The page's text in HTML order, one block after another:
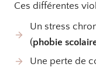
Ces différentes
Un stress
(phobie
Une perte de